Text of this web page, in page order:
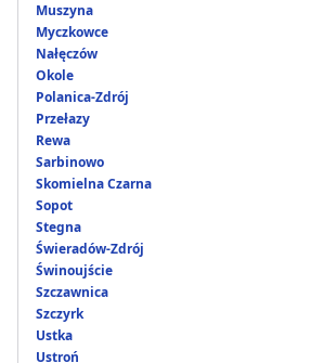
Muszyna
Myczkowce
Nałęczów
Okole
Polanica-Zdrój
Przełazy
Rewa
Sarbinowo
Skomielna Czarna
Sopot
Stegna
Świeradów-Zdrój
Świnoujście
Szczawnica
Szczyrk
Ustka
Ustroń